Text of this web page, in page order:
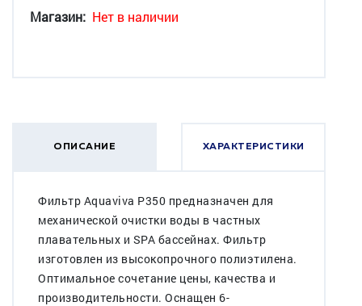
Магазин: Нет в наличии
ОПИСАНИЕ ХАРАКТЕРИСТИКИ
Фильтр Aquaviva P350 предназначен для
механической очистки воды в частных
плавательных и SPA бассейнах. Фильтр
изготовлен из высокопрочного полиэтилена.
Оптимальное сочетание цены, качества и
производительности. Оснащен 6-